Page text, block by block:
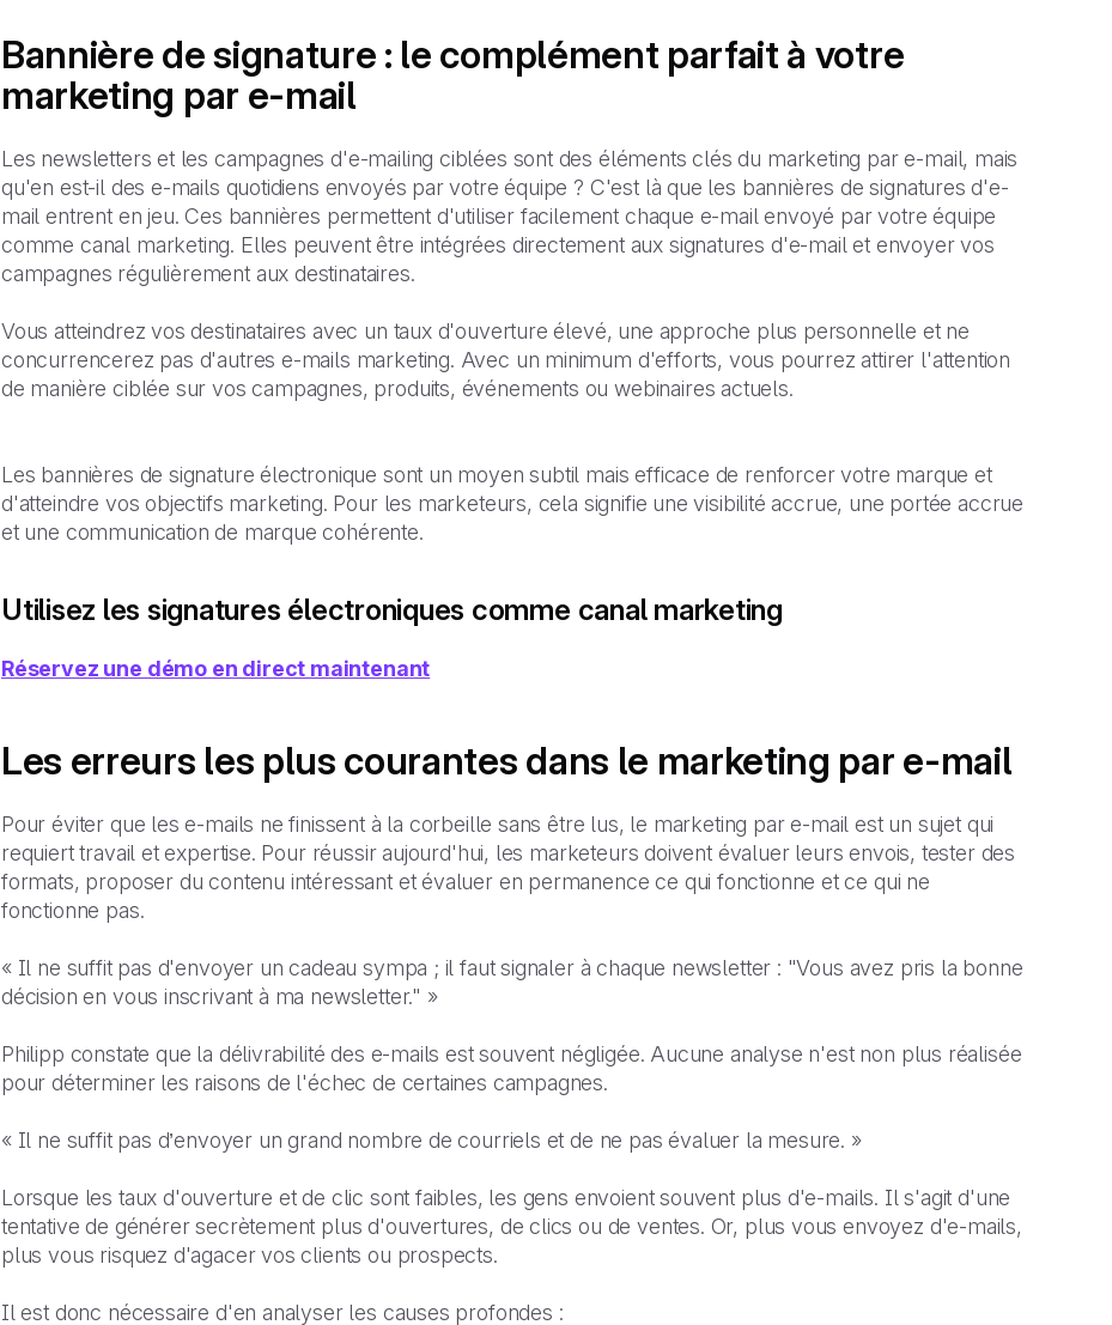
Bannière de signature : le complément parfait à votre
marketing par e-mail
Les newsletters et les campagnes d'e-mailing ciblées sont des éléments clés du marketing par e-mail, mais
qu'en est-il des e-mails quotidiens envoyés par votre équipe ? C'est là que les bannières de signatures d'e-
mail entrent en jeu. Ces bannières permettent d'utiliser facilement chaque e-mail envoyé par votre équipe
comme canal marketing. Elles peuvent être intégrées directement aux signatures d'e-mail et envoyer vos
campagnes régulièrement aux destinataires.
Vous atteindrez vos destinataires avec un taux d'ouverture élevé, une approche plus personnelle et ne
concurrencerez pas d'autres e-mails marketing. Avec un minimum d'efforts, vous pourrez attirer l'attention
de manière ciblée sur vos campagnes, produits, événements ou webinaires actuels.
Les bannières de signature électronique sont un moyen subtil mais efficace de renforcer votre marque et
d'atteindre vos objectifs marketing. Pour les marketeurs, cela signifie une visibilité accrue, une portée accrue
et une communication de marque cohérente.
Utilisez les signatures électroniques comme canal marketing
Réservez une démo en direct maintenant
Les erreurs les plus courantes dans le marketing par e-mail
Pour éviter que les e-mails ne finissent à la corbeille sans être lus, le marketing par e-mail est un sujet qui
requiert travail et expertise. Pour réussir aujourd'hui, les marketeurs doivent évaluer leurs envois, tester des
formats, proposer du contenu intéressant et évaluer en permanence ce qui fonctionne et ce qui ne
fonctionne pas.
« Il ne suffit pas d'envoyer un cadeau sympa ; il faut signaler à chaque newsletter : "Vous avez pris la bonne
décision en vous inscrivant à ma newsletter." »
Philipp constate que la délivrabilité des e-mails est souvent négligée. Aucune analyse n'est non plus réalisée
pour déterminer les raisons de l'échec de certaines campagnes.
« Il ne suffit pas d’envoyer un grand nombre de courriels et de ne pas évaluer la mesure. »
Lorsque les taux d'ouverture et de clic sont faibles, les gens envoient souvent plus d'e-mails. Il s'agit d'une
tentative de générer secrètement plus d'ouvertures, de clics ou de ventes. Or, plus vous envoyez d'e-mails,
plus vous risquez d'agacer vos clients ou prospects.
Il est donc nécessaire d'en analyser les causes profondes :